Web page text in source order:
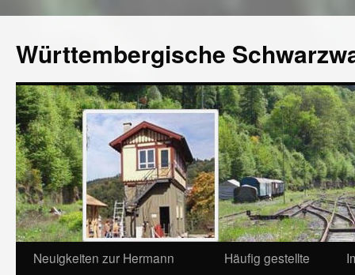
Württembergische
Neuigkeiten zur Hermann
Häufig gestellte